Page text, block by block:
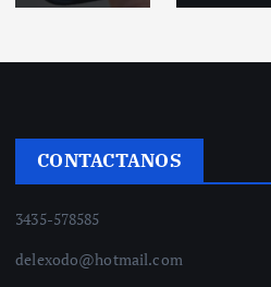
CONTACTANOS
3435-578585
delexodo@hotmail.com